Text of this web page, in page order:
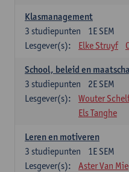
Klasmanagement
1E SEM
3 studiepunten
Lesgever(s):
Elke Struyf
School, beleid en
2E SEM
3 studiepunten
Lesgever(s):
Wouter
Els Tanghe
Leren en motiveren
1E SEM
3 studiepunten
Lesgever(s):
Aster Van